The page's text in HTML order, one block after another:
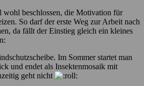
wohl beschlossen, die Motivation für
So darf der erste Weg zur Arbeit nach
da fällt der Einstieg gleich ein kleines
Im Sommer startet man
und endet als Insektenmosaik mit
geht nicht